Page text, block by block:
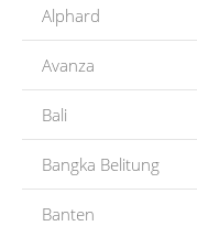
Alphard
Avanza
Bali
Bangka Belitung
Banten